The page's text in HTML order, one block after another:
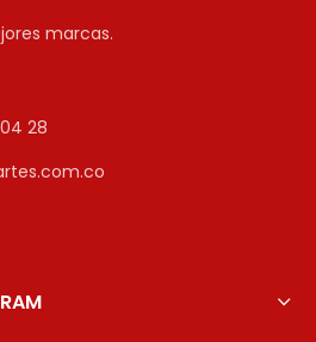
marcas.
28